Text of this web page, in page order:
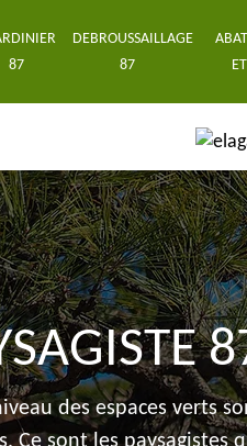
87
DEBROUSSAILLAGE
87
des espaces verts
Ce sont les paysagistes